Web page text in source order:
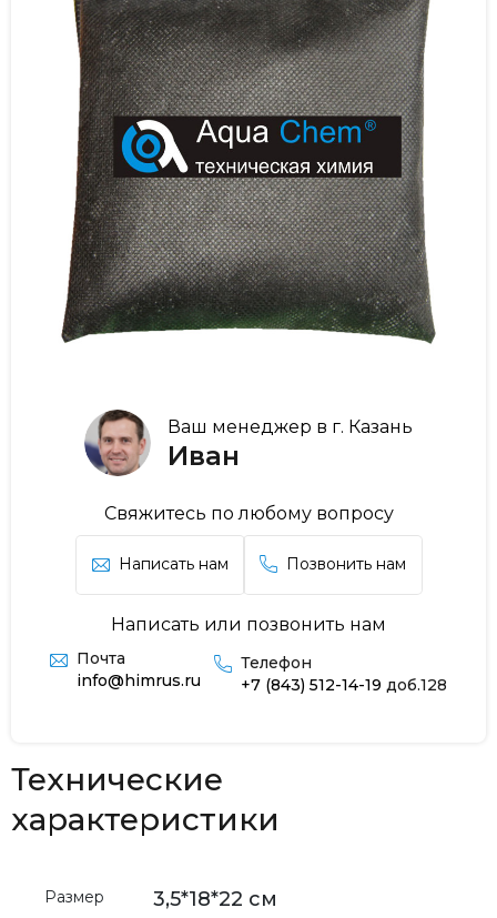
Ваш менеджер в г. Казань
Иван
Свяжитесь по любому вопросу
Написать нам Позвонить нам
Написать или позвонить нам
Почта
info@himrus.ru
Телефон
+7 (843) 512-14-19 доб.128
Технические
характеристики
Размер 3,5*18*22 см